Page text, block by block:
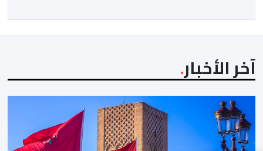
الدينامية المتواصلة لاستراتيجيته في مجال النقل الجوي، […]
آخر الأخبار